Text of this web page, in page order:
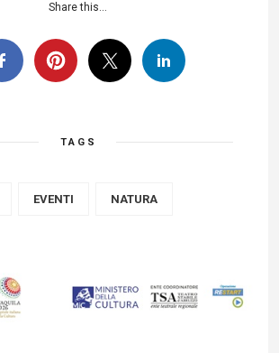
Share this...
TAGS
EVENTI NATURA